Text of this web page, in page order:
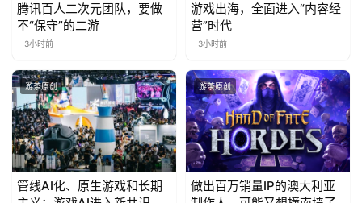
腾讯百人二次元团队，要做
不“保守”的二游
3小时前
游戏出海，全面进入“内容经
营”时代
3小时前
游茶原创
管线AI化、原生游戏和长期
游茶原创
做出百万销量IP的澳大利亚